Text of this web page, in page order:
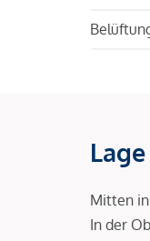
Lage
Mitten
In der